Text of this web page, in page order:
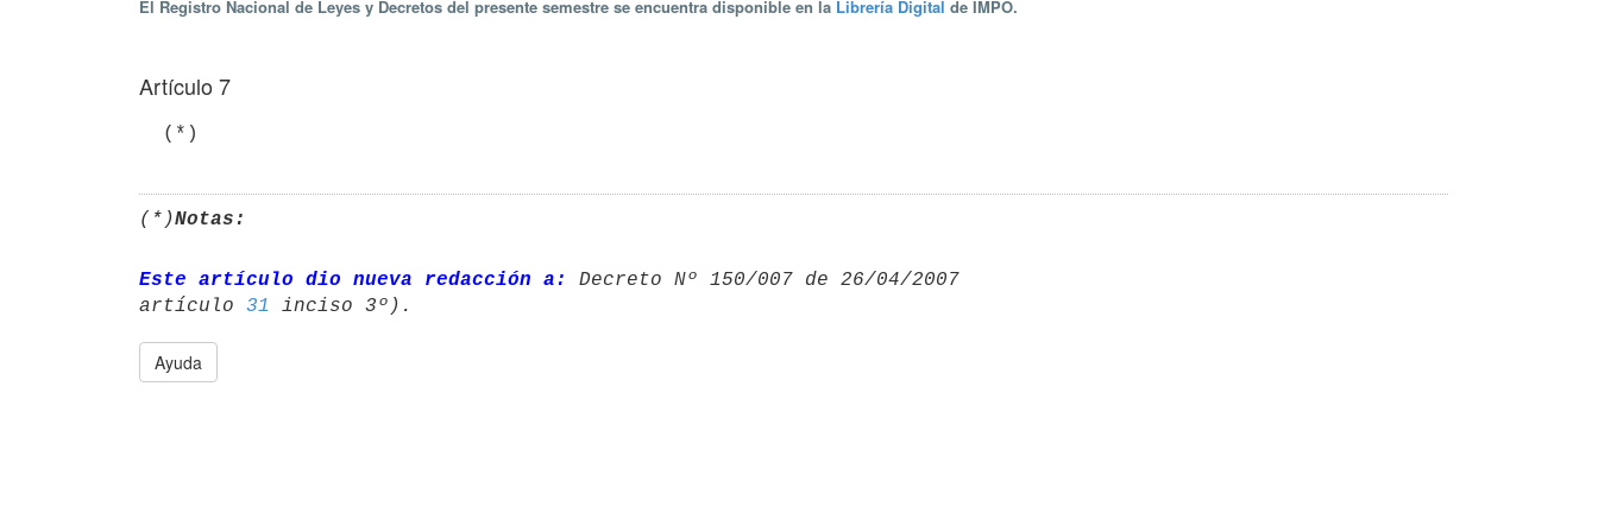
El Registro Nacional de Leyes y Decretos del presente semestre se encuentra disponible en la Librería Digital de IMPO.
Artículo 7
  (*)
(*)Notas:
Este artículo dio nueva redacción a:
Decreto Nº 150/007 de 26/04/2007
artículo 31
Ayuda